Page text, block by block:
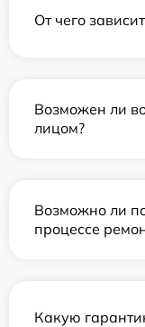
От чего
Возможен ли
лицом?
Возможно ли
процессе
Какую